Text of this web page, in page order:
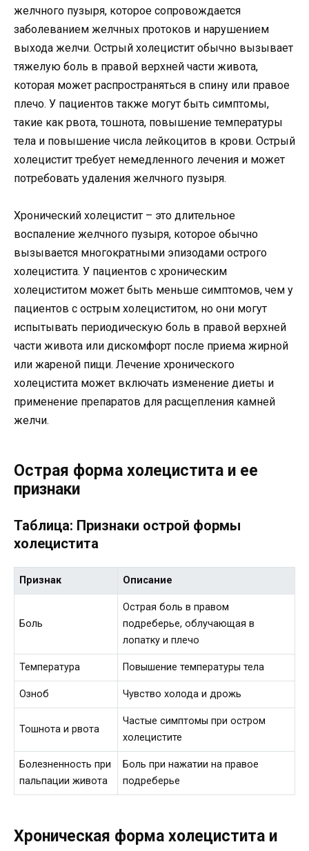
желчного пузыря, которое сопровождается
заболеванием желчных протоков и нарушением
выхода желчи. Острый холецистит обычно вызывает
тяжелую боль в правой верхней части живота,
которая может распространяться в спину или правое
плечо. У пациентов также могут быть симптомы,
такие как рвота, тошнота, повышение температуры
тела и повышение числа лейкоцитов в крови. Острый
холецистит требует немедленного лечения и может
потребовать удаления желчного пузыря.
Хронический холецистит – это длительное
воспаление желчного пузыря, которое обычно
вызывается многократными эпизодами острого
холецистита. У пациентов с хроническим
холециститом может быть меньше симптомов, чем у
пациентов с острым холециститом, но они могут
испытывать периодическую боль в правой верхней
части живота или дискомфорт после приема жирной
или жареной пищи. Лечение хронического
холецистита может включать изменение диеты и
применение препаратов для расщепления камней
желчи.
Острая форма холецистита и ее
признаки
Таблица: Признаки острой формы
холецистита
Признак Описание
Боль
Острая боль в правом
подреберье, облучающая в
лопатку и плечо
Температура Повышение температуры тела
Озноб Чувство холода и дрожь
Тошнота и рвота
Частые симптомы при остром
холецистите
Болезненность при
пальпации живота
Боль при нажатии на правое
подреберье
Хроническая форма холецистита и